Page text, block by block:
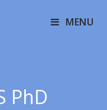
MENU
PhD